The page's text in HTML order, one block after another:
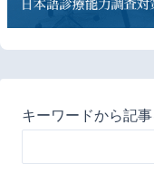
キーワードから記